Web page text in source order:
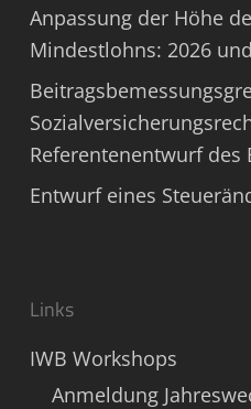
Anpassung der Höhe
Mindestlohns: 2026
Referentenentwurf des
Entwurf eines
Links
IWB Workshops
Anmeldung